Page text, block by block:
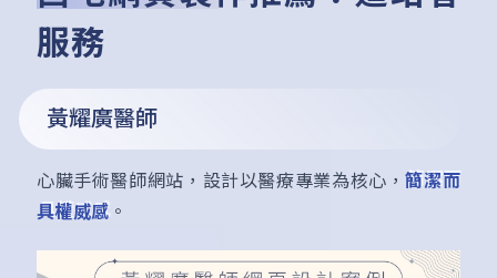
服務
黃耀廣醫師
心臟手術醫師網站，設計以醫療專業為核心，簡潔而
具權威感。